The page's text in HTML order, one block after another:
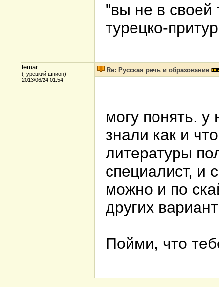
"вы не в своей
турецко-
lemar
(турецкий шпион)
2013/06/24 01:54
Re: Русская речь и образование
могу понять.
знали как и
литературы
специалист, и
можно и по
других
Пойми, что